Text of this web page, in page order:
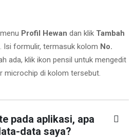
Profil Hewan dan klik Tambah
Isi formulir, termasuk kolom No.
ada, klik ikon pensil untuk mengedit
microchip di kolom tersebut.
pada aplikasi, apa
data saya?